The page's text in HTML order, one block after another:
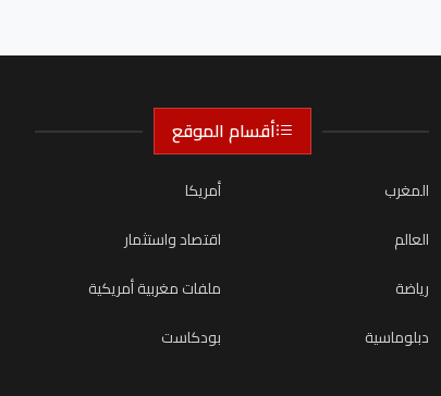
أقسام الموقع
المغرب
أمريكا
العالم
اقتصاد واستثمار
رياضة
ملفات مغربية أمريكية
دبلوماسية
بودكاست